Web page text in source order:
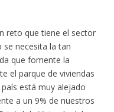
reto que tiene el sector
necesita la tan
que fomente la
el parque de viviendas
está muy alejado
a un 9% de nuestros